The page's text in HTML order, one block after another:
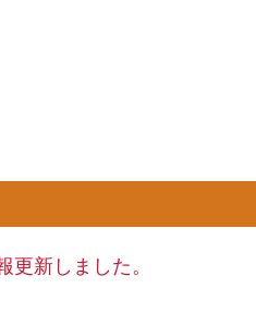
新しました。